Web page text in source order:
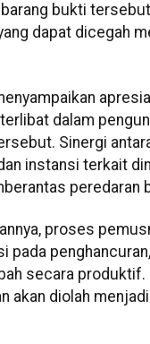
bukti
dapat dicegah
dalam
Sinergi
instansi terkait
peredaran
proses
pada
secara produktif.
akan diolah